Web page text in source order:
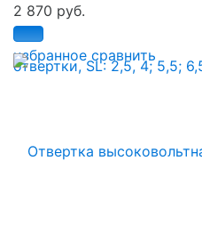
избранное сравнить
2 870 руб.